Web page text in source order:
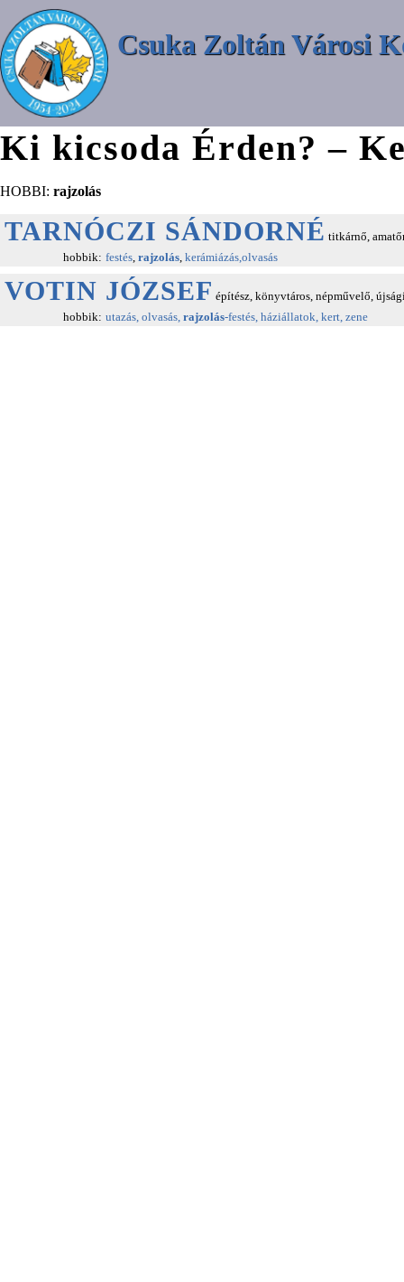
Csuka Zoltán Városi
Ki kicsoda Érden? –
HOBBI: rajzolás
TARNÓCZI SÁNDORNÉ titkárnő,
hobbik: festés, rajzolás, kerámiázás,olvasás
VOTIN JÓZSEF építész, könyvtáros, népművelő,
hobbik: utazás, olvasás, rajzolás-festés, háziállatok, kert, zene